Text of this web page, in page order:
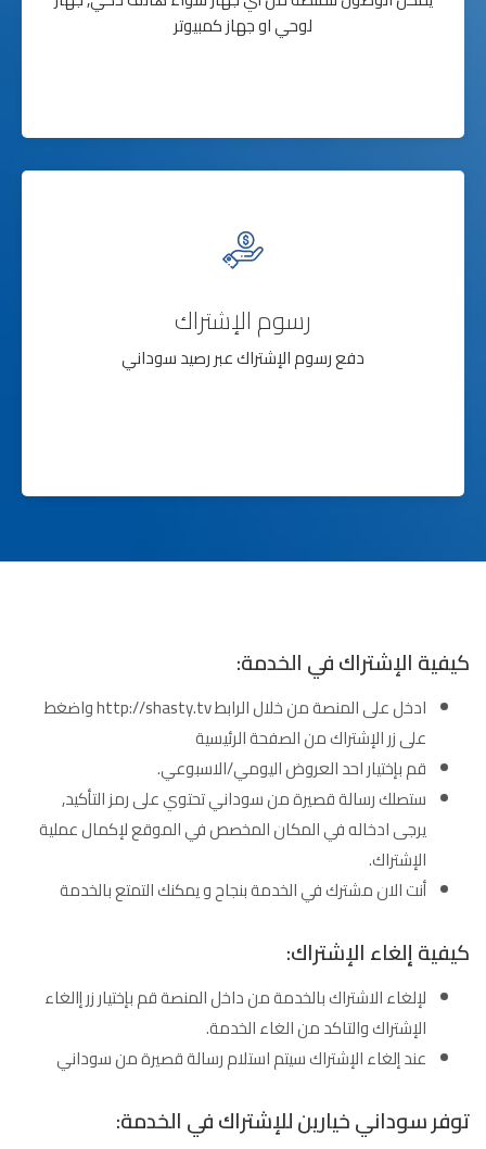
لوحي او جهاز كمبيوتر
رسوم الإشتراك
دفع رسوم الإشتراك عبر رصيد سوداني
كيفية الإشتراك في الخدمة:
ادخل على المنصة من خلال الرابط http://shasty.tv واضغط
على زر الإشتراك من الصفحة الرئيسية
قم بإختيار احد العروض اليومي/الاسبوعي.
ستصلك رسالة قصيرة من سوداني تحتوي على رمز التأكيد,
يرجى ادخاله في المكان المخصص في الموقع لإكمال عملية
الإشتراك.
أنت الان مشترك في الخدمة بنجاح و يمكنك التمتع بالخدمة
كيفية إلغاء الإشتراك:
لإلغاء الاشتراك بالخدمة من داخل المنصة قم بإختيار زر إالغاء
الإشتراك والتاكد من الغاء الخدمة.
عند إلغاء الإشتراك سيتم استلام رسالة قصيرة من سوداني
توفر سوداني خيارين للإشتراك في الخدمة: